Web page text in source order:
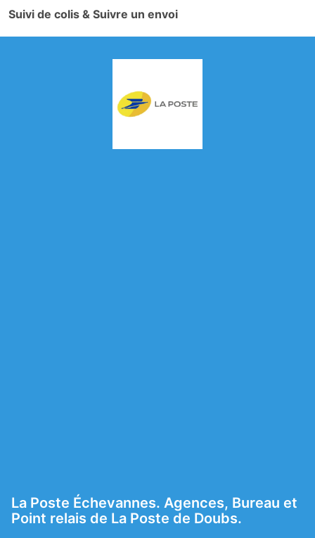
Suivi de colis & Suivre un envoi
La Poste Échevannes. Agences, Bureau et
Point relais de La Poste de Doubs.